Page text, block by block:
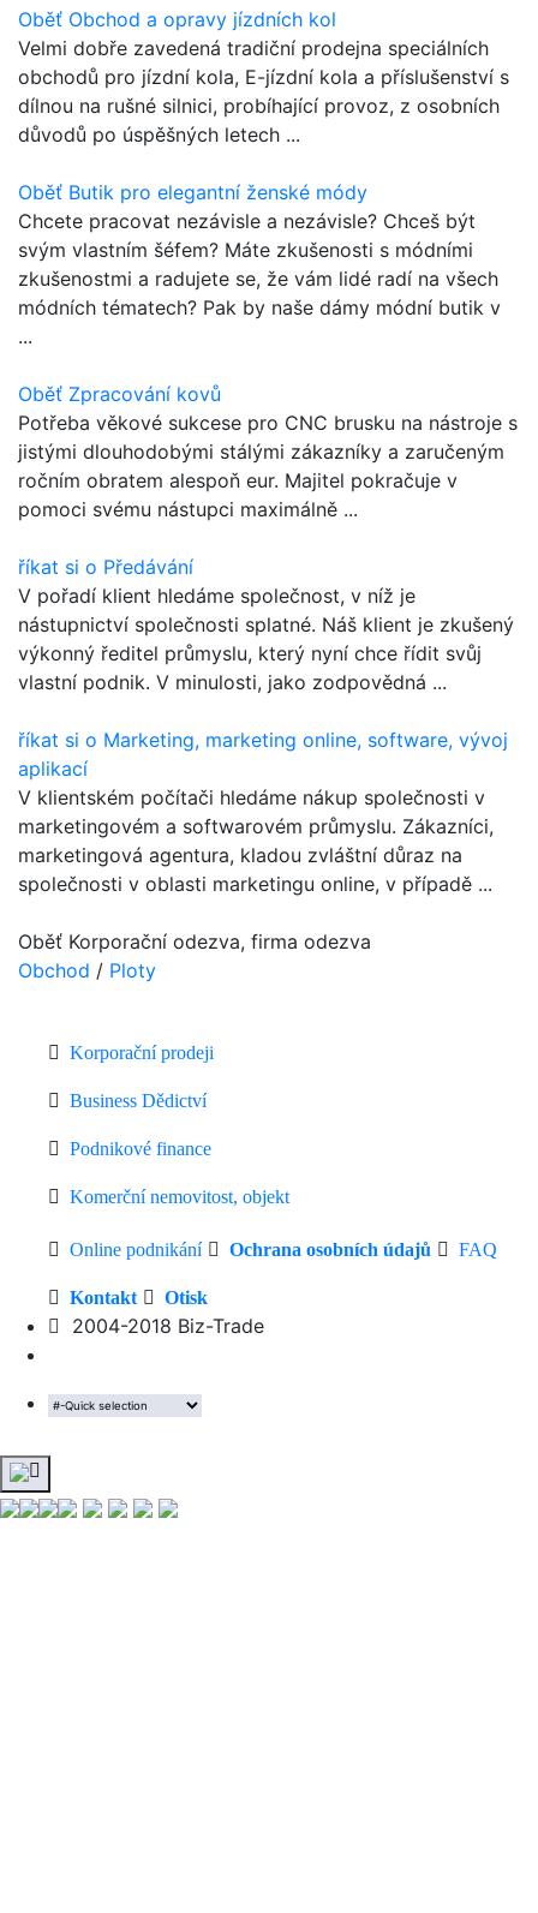
Oběť Obchod a opravy jízdních kol
Velmi dobře zavedená tradiční prodejna speciálních
obchodů pro jízdní kola, E-jízdní kola a příslušenství s
dílnou na rušné silnici, probíhající provoz, z osobních
důvodů po úspěšných letech ...
Oběť Butik pro elegantní ženské módy
Chcete pracovat nezávisle a nezávisle? Chceš být
svým vlastním šéfem? Máte zkušenosti s módními
zkušenostmi a radujete se, že vám lidé radí na všech
módních tématech? Pak by naše dámy módní butik v
...
Oběť Zpracování kovů
Potřeba věkové sukcese pro CNC brusku na nástroje s
jistými dlouhodobými stálými zákazníky a zaručeným
ročním obratem alespoň eur. Majitel pokračuje v
pomoci svému nástupci maximálně ...
říkat si o Předávání
V pořadí klient hledáme společnost, v níž je
nástupnictví společnosti splatné. Náš klient je zkušený
výkonný ředitel průmyslu, který nyní chce řídit svůj
vlastní podnik. V minulosti, jako zodpovědná ...
říkat si o Marketing, marketing online, software, vývoj
aplikací
V klientském počítači hledáme nákup společnosti v
marketingovém a softwarovém průmyslu. Zákazníci,
marketingová agentura, kladou zvláštní důraz na
společnosti v oblasti marketingu online, v případě ...
Oběť Korporační odezva, firma odezva
Obchod / Ploty
Korporační prodeji
Business Dědictví
Podnikové finance
Komerční nemovitost, objekt
Online podnikání Ochrana osobních údajů FAQ
Kontakt Otisk
2004-2018 Biz-Trade